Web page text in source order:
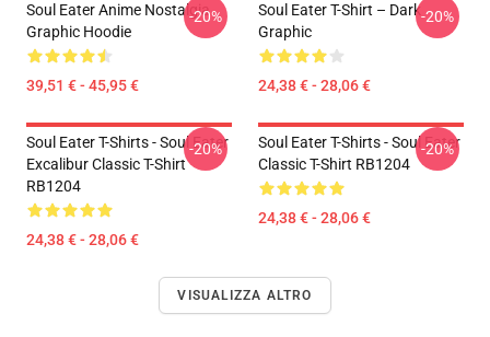
Soul Eater Anime Nostalgia
Graphic Hoodie
39,51 € - 45,95 €
-20%
Soul Eater T-Shirt – Dark
Graphic
24,38 € - 28,06 €
-20%
Soul Eater T-Shirts - Soul Eater
Excalibur Classic T-Shirt
RB1204
24,38 € - 28,06 €
-20%
Soul Eater T-Shirts - Soul Eater
Classic T-Shirt RB1204
24,38 € - 28,06 €
-20%
VISUALIZZA ALTRO